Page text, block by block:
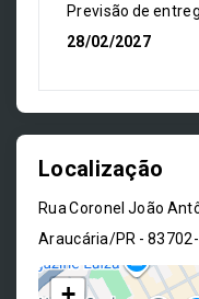
Previsão de
28/02/2027
Localização
Rua Coronel João
Araucária/PR -